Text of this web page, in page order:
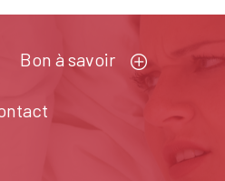
Bon à savoir